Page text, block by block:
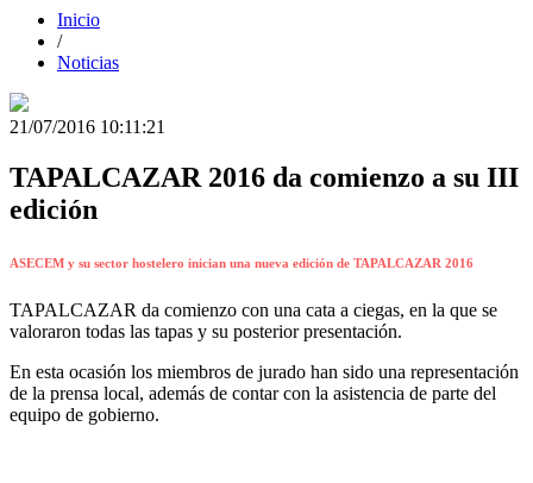
Inicio
/
Noticias
21/07/2016 10:11:21
TAPALCAZAR 2016 da comienzo a su III
edición
ASECEM y su sector hostelero inician una nueva edición de TAPALCAZAR 2016
TAPALCAZAR da comienzo con una cata a ciegas, en la que se
valoraron todas las tapas y su posterior presentación.
En esta ocasión los miembros de jurado han sido una representación
de la prensa local, además de contar con la asistencia de parte del
equipo de gobierno.